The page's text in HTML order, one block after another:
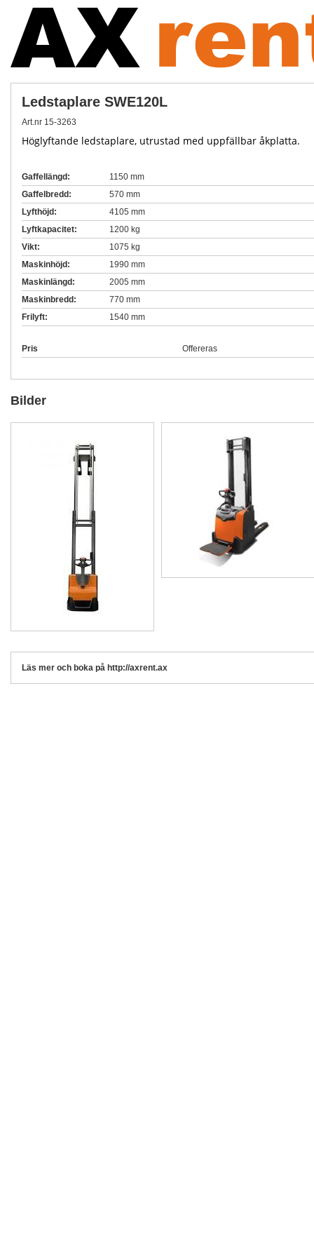
Ledstaplare SWE120L
Art.nr 15-3263
Höglyftande ledstaplare, utrustad med uppfällbar åkplatta.
Gaffellängd:
1150 mm
Gaffelbredd:
570 mm
Lyfthöjd:
4105 mm
Lyftkapacitet:
1200 kg
Vikt:
1075 kg
Maskinhöjd :
1990 mm
Maskinlängd:
2005 mm
Maskinbredd:
770 mm
Frilyft:
1540 mm
Pris Offereras
Bilder
Läs mer och boka på http://axrent.ax